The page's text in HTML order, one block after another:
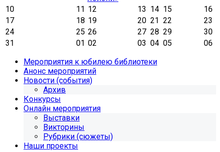
10 11 12 13 14 15
16
17
18 19 20 21 22
23
24
25 26 27 28 29
30
31
01 02 03 04 05
06
Мероприятия к юбилею библиотеки
Анонс мероприятий
Новости (события)
Архив
Конкурсы
Онлайн мероприятия
Выставки
Викторины
Рубрики (сюжеты)
Наши проекты